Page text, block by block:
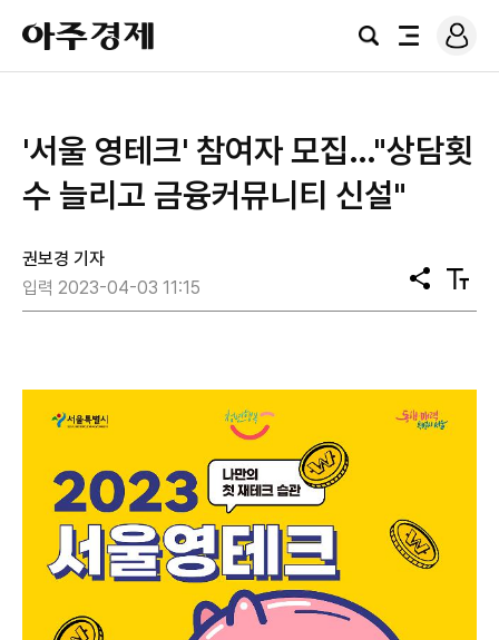
아
주
경
검
전
로
그
'서울 영테크' 참여자 모집…"상담횟
수 늘리고 금융커뮤니티 신설"
권보경 기자
입력 2023-04-03 11:15
공
유
텍
스